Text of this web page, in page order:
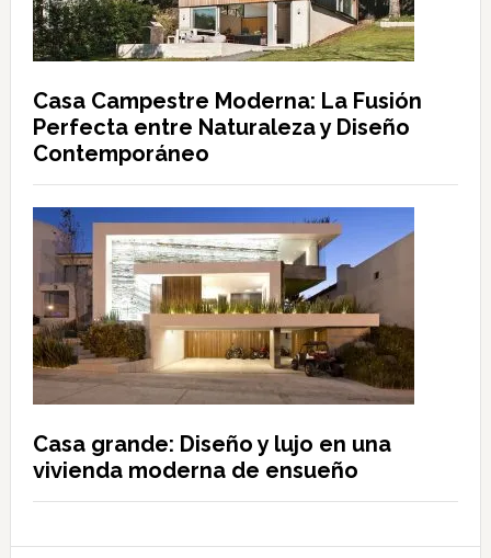
Casa Campestre Moderna: La Fusión
Perfecta entre Naturaleza y Diseño
Contemporáneo
Casa grande: Diseño y lujo en una
vivienda moderna de ensueño